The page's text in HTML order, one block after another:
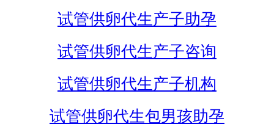
试管供卵代生产子助孕
试管供卵代生产子咨询
试管供卵代生产子机构
试管供卵代生包男孩助孕